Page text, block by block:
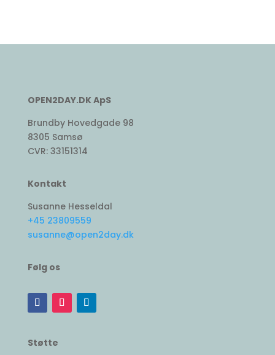
OPEN2DAY.DK ApS
Brundby Hovedgade 98
8305 Samsø
CVR: 33151314
Kontakt
Susanne Hesseldal
+45 23809559
susanne@open2day.dk
Følg os
Støtte